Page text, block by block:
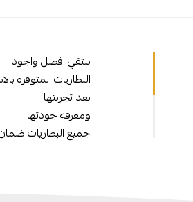
ننتقي افضل واجود
البطاريات المتوفره
بعد تجربتها
ومعرفه جودتها
جميع البطاريات